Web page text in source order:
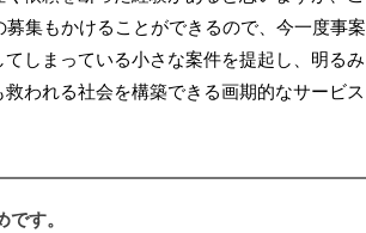
集もかけることができるので、今一度事案
しまっている小さな案件を提起し、明るみ
われる社会を構築できる画期的なサービス
す。